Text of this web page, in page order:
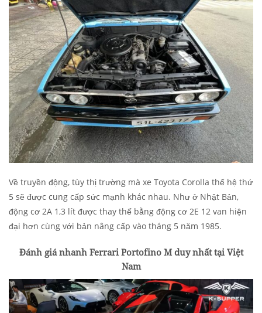
Về truyền động, tùy thị trường mà xe Toyota Corolla thế hệ thứ
5 sẽ được cung cấp sức mạnh khác nhau. Như ở Nhật Bản,
động cơ 2A 1,3 lít được thay thế bằng động cơ 2E 12 van hiện
đại hơn cùng với bản nâng cấp vào tháng 5 năm 1985.
Đánh giá nhanh Ferrari Portofino M duy nhất tại Việt
Nam